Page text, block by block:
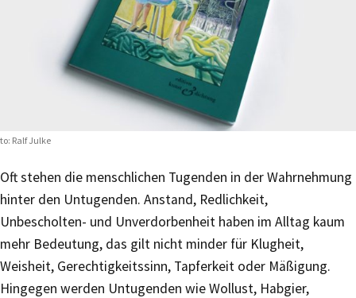
Ralf Julke
Oft stehen die menschlichen Tugenden in der Wahrnehmung
hinter den Untugenden. Anstand, Redlichkeit,
Unbescholten- und Unverdorbenheit haben im Alltag kaum
mehr Bedeutung, das gilt nicht minder für Klugheit,
Weisheit, Gerechtigkeitssinn, Tapferkeit oder Mäßigung.
Hingegen werden Untugenden wie Wollust, Habgier,